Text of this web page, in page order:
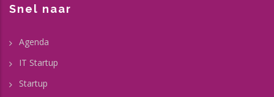
Snel naar
Agenda
IT Startup
Startup